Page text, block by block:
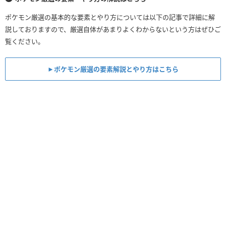
ポケモン厳選の基本的な要素とやり方については以下の記事で詳細に解
説しておりますので、厳選自体があまりよくわからないという方はぜひご
覧ください。
►ポケモン厳選の要素解説とやり方はこちら